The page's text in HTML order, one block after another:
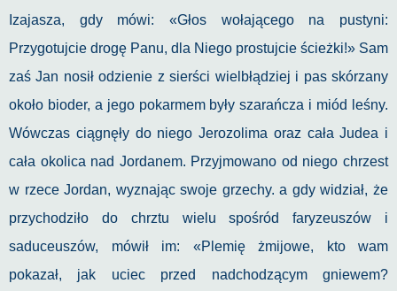
Izajasza, gdy mówi: «Głos wołającego na pustyni:
Przygotujcie drogę Panu, dla Niego prostujcie ścieżki!» Sam
zaś Jan nosił odzienie z sierści wielbłądziej i pas skórzany
około bioder, a jego pokarmem były szarańcza i miód leśny.
Wówczas ciągnęły do niego Jerozolima oraz cała Judea i
cała okolica nad Jordanem. Przyjmowano od niego chrzest
w rzece Jordan, wyznając swoje grzechy. a gdy widział, że
przychodziło do chrztu wielu spośród faryzeuszów i
saduceuszów, mówił im: «Plemię żmijowe, kto wam
pokazał, jak uciec przed nadchodzącym gniewem?